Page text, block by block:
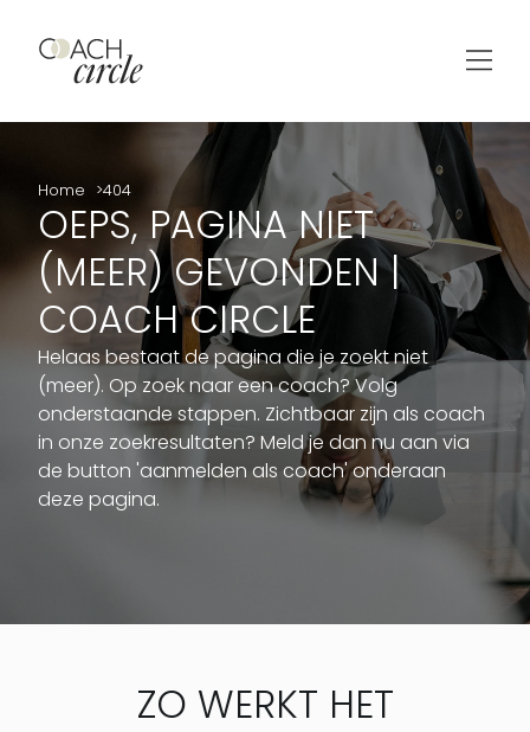
Home 404
OEPS, PAGINA NIET
(MEER) GEVONDEN |
COACH CIRCLE
Helaas bestaat de pagina die je zoekt niet
(meer). Op zoek naar een coach? Volg
onderstaande stappen. Zichtbaar zijn als coach
in onze zoekresultaten? Meld je dan nu aan via
de button 'aanmelden als coach' onderaan
deze pagina.
ZO WERKT HET